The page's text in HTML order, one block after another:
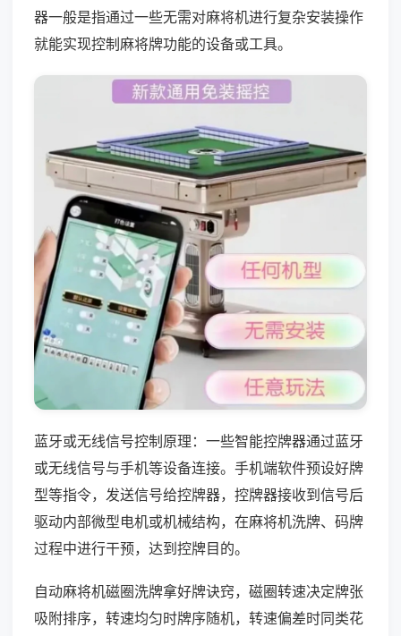
器一般是指通过一些无需对麻将机进行复杂安装操作
就能实现控制麻将牌功能的设备或工具。
蓝牙或无线信号控制原理：一些智能控牌器通过蓝牙
或无线信号与手机等设备连接。手机端软件预设好牌
型等指令，发送信号给控牌器，控牌器接收到信号后
驱动内部微型电机或机械结构，在麻将机洗牌、码牌
过程中进行干预，达到控牌目的。
自动麻将机磁圈洗牌拿好牌诀窍，磁圈转速决定牌张
吸附排序，转速均匀时牌序随机，转速偏差时同类花